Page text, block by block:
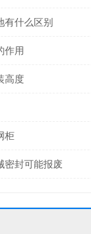
有什么区别
作用
高度
柜
密封可能报废